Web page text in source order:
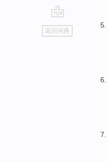
go
top
返回词典